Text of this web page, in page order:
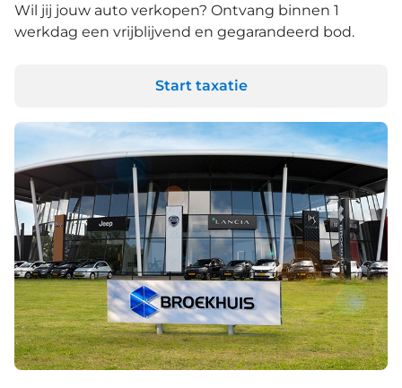
Wil jij jouw auto verkopen? Ontvang binnen 1
werkdag een vrijblijvend en gegarandeerd bod.
Start taxatie